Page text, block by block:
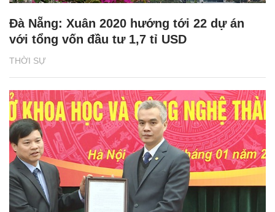
THỜI SỰ
Đà Nẵng: Xuân 2020 hướng tới 22 dự án
với tổng vốn đầu tư 1,7 tỉ USD